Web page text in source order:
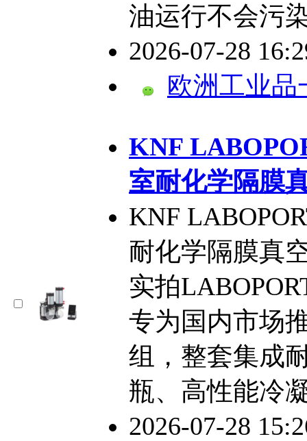
油运行不会污
2026-07-28
欧洲工业品
KNF
室耐化学隔膜
KNF
耐化学隔膜真
实拍
专为国内市场
组，整套集成
瓶、高性能冷
2026-07-28